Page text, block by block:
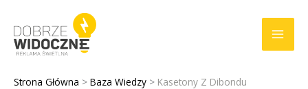
do
treści
Strona Główna Baza Wiedzy Kasetony Z Dibondu